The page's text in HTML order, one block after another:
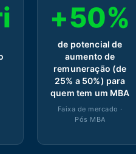
+50%
de potencial de
aumento de
remuneração (de
25% a 50%) para
quem tem um MBA
Faixa de mercado ·
Pós MBA